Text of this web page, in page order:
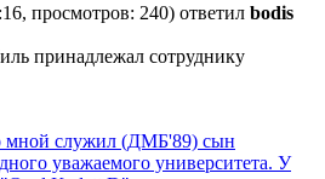
просмотров: 240) ответил bodis
принадлежал сотруднику
мной служил (ДМБ'89) сын
уважаемого университета. У